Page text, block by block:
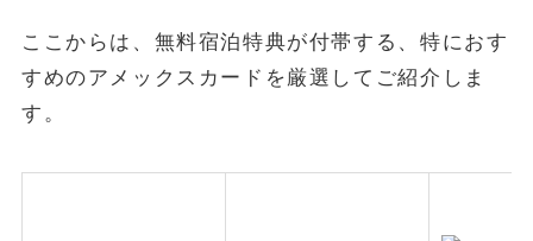
ここからは、無料宿泊特典が付帯する、特におす
すめのアメックスカードを厳選してご紹介しま
す。